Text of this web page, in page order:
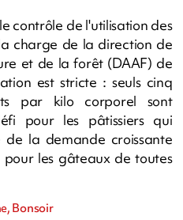
contrôle de l'utilisation des
charge de la direction de
et de la forêt (DAAF) de
est stricte : seuls cinq
par kilo corporel sont
pour les pâtissiers qui
la demande croissante
pour les gâteaux de toutes
Bonsoir